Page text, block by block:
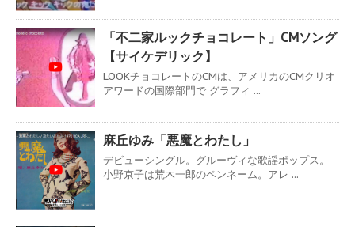
「不二家ルックチョコレート」CMソング
【サイケデリック】
LOOKチョコレートのCMは、アメリカのCMクリオ
アワードの国際部門で グラフィ ...
麻丘ゆみ「悪魔とわたし」
デビューシングル。グルーヴィな歌謡ポップス。
小野京子は荒木一郎のペンネーム。アレ ...